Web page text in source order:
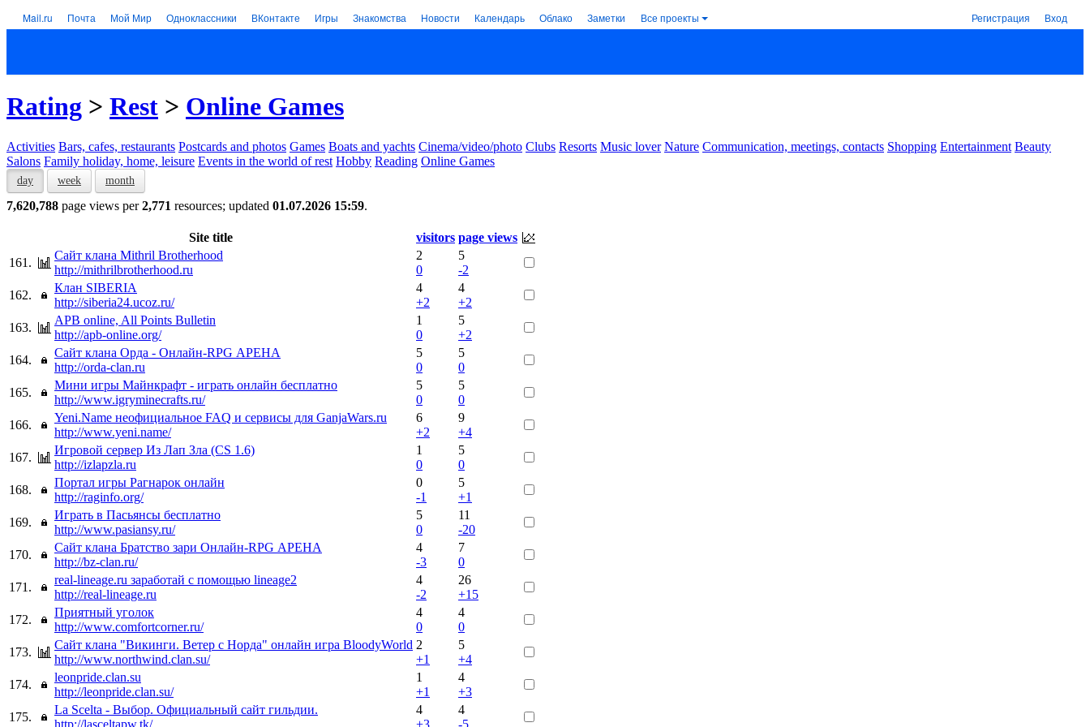
Mail.ru Почта Мой Мир Одноклассники ВКонтакте Игры Знакомства Новости Календарь Облако Заметки Все проекты Регистрация Вход
Rating > Rest > Online Games
Activities Bars, cafes, restaurants Postcards and photos Games Boats and yachts Cinema/video/photo Clubs Resorts Music lover Nature Communication, meetings, contacts Shopping Entertainment Beauty
Salons Family holiday, home, leisure Events in the world of rest Hobby Reading Online Games
day week month
7,620,788 page views per2,771 resources; updated 01.07.2026 15:59.
Site title visitors page views
161.
Сайт клана Mithril Brotherhood
http://mithrilbrotherhood.ru
2
0
5
-2
162.
Клан SIBERIA
http://siberia24.ucoz.ru/
4
+2
4
+2
163.
APB online, All Points Bulletin
http://apb-online.org/
1
0
5
+2
164.
Сайт клана Орда - Онлайн-RPG АРЕНА
http://orda-clan.ru
5
0
5
0
165.
Мини игры Майнкрафт - играть онлайн бесплатно
http://www.igryminecrafts.ru/
5
0
5
0
166.
Yeni.Name неофициальное FAQ и сервисы для GanjaWars.ru
http://www.yeni.name/
6
+2
9
+4
167.
Игровой сервер Из Лап Зла (CS 1.6)
http://izlapzla.ru
1
0
5
0
168.
Портал игры Рагнарок онлайн
http://raginfo.org/
0
-1
5
+1
169.
Играть в Пасьянсы бесплатно
http://www.pasiansy.ru/
5
0
11
-20
170.
Сайт клана Братство зари Онлайн-RPG АРЕНА
http://bz-clan.ru/
4
-3
7
0
171.
real-lineage.ru заработай с помощью lineage2
http://real-lineage.ru
4
-2
26
+15
172.
Приятный уголок
http://www.comfortcorner.ru/
4
0
4
0
173.
Сайт клана "Викинги. Ветер с Норда" онлайн игра BloodyWorld
http://www.northwind.clan.su/
2
+1
5
+4
174.
leonpride.clan.su
http://leonpride.clan.su/
1
+1
4
+3
175.
La Scelta - Выбор. Официальный сайт гильдии.
http://lasceltapw.tk/
4
+3
4
-5